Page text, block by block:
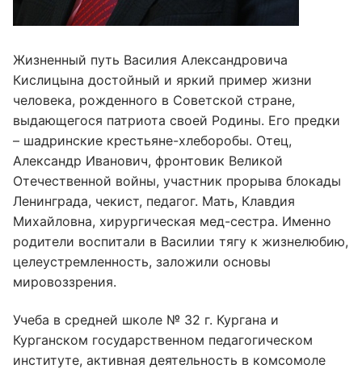
Жизненный путь Василия Александровича
Кислицына достойный и яркий пример жизни
человека, рожденного в Советской стране,
выдающегося патриота своей Родины. Его предки
– шадринские крестьяне-хлеборобы. Отец,
Александр Иванович, фронтовик Великой
Отечественной войны, участник прорыва блокады
Ленинграда, чекист, педагог. Мать, Клавдия
Михайловна, хирургическая мед-сестра. Именно
родители воспитали в Василии тягу к жизнелюбию,
целеустремленность, заложили основы
мировоззрения.
Учеба в средней школе № 32 г. Кургана и
Курганском государственном педагогическом
институте, активная деятельность в комсомоле